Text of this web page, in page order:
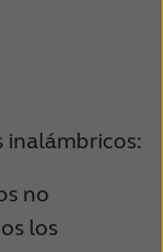
inalámbricos:
no
los